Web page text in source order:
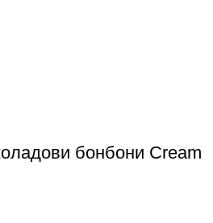
бонбони Cream